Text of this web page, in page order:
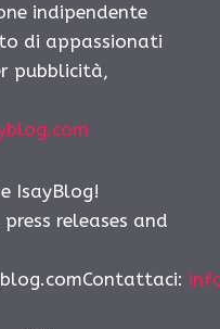
indipendente
di appassionati
pubblicità,
IsayBlog!
releases and